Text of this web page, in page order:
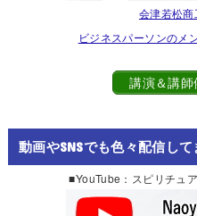
会津若松
ビジネスパーソンのメ
講演＆講師
動画やSNSでも色々配信して
■YouTube：スピリチュ